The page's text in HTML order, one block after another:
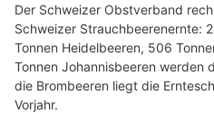
Der Schweizer Obstverband
Schweizer Strauchbeerenernte:
Tonnen Heidelbeeren, 506
Tonnen Johannisbeeren werden
die Brombeeren liegt die
Vorjahr.